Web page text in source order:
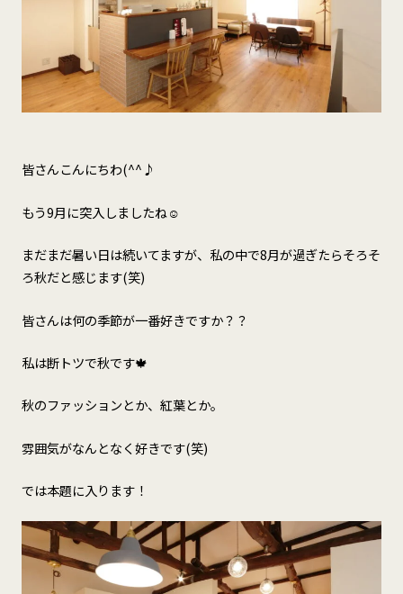
皆さんこんにちわ(^^♪
もう9月に突入しましたね☺
まだまだ暑い日は続いてますが、私の中で8月が過ぎたらそろそ
ろ秋だと感じます(笑)
皆さんは何の季節が一番好きですか？？
私は断トツで秋です🍁
秋のファッションとか、紅葉とか。
雰囲気がなんとなく好きです(笑)
では本題に入ります！